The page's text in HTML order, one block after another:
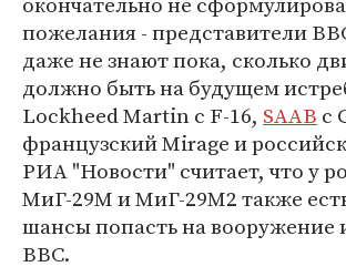
пожелания - представители
даже не знают пока, сколько
должно быть на будущем
Lockheed Martin с F-16, SAAB с
французский Mirage и
РИА "Новости" считает, что у
МиГ-29М и МиГ-29М2 также
шансы попасть на вооружение
ВВС.